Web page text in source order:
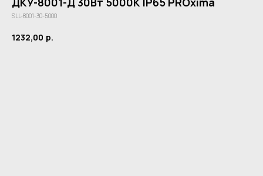
SLL-8001-30-5000
1232,00 р.